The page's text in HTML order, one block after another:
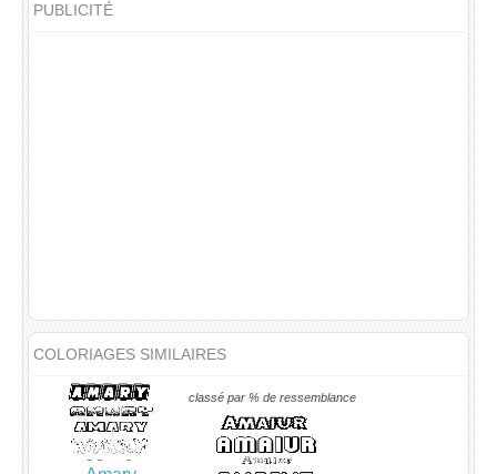
PUBLICITÉ
COLORIAGES SIMILAIRES
classé par % de ressemblance